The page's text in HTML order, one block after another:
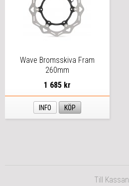
Wave Bromsskiva Fram
260mm
1 685 kr
INFO KÖP
Till Kassan